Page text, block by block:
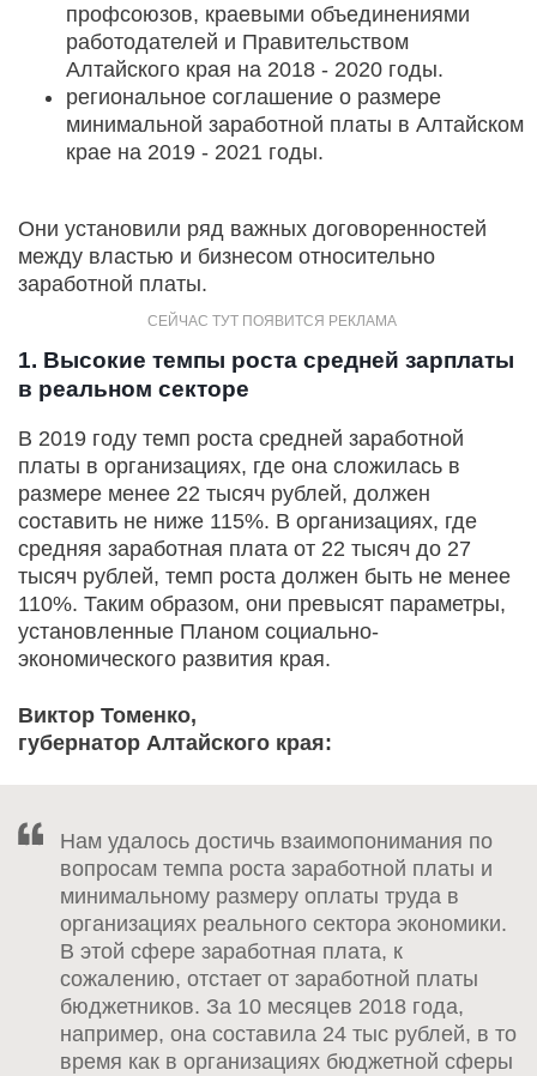
профсоюзов, краевыми объединениями
работодателей и Правительством
Алтайского края на 2018 - 2020 годы.
региональное соглашение о размере
минимальной заработной платы в Алтайском
крае на 2019 - 2021 годы.
Они установили ряд важных договоренностей
между властью и бизнесом относительно
заработной платы.
1. Высокие темпы роста средней зарплаты
в реальном секторе
В 2019 году темп роста средней заработной
платы в организациях, где она сложилась в
размере менее 22 тысяч рублей, должен
составить не ниже 115%. В организациях, где
средняя заработная плата от 22 тысяч до 27
тысяч рублей, темп роста должен быть не менее
110%. Таким образом, они превысят параметры,
установленные Планом социально-
экономического развития края.
Виктор Томенко,
губернатор Алтайского края:
Нам удалось достичь взаимопонимания по
вопросам темпа роста заработной платы и
минимальному размеру оплаты труда в
организациях реального сектора экономики.
В этой сфере заработная плата, к
сожалению, отстает от заработной платы
бюджетников. За 10 месяцев 2018 года,
например, она составила 24 тыс рублей, в то
время как в организациях бюджетной сферы